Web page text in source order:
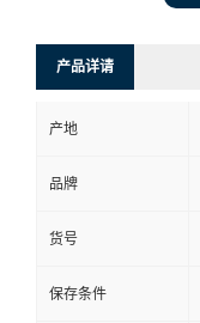
产品详请
产地
品牌
货号
保存条件